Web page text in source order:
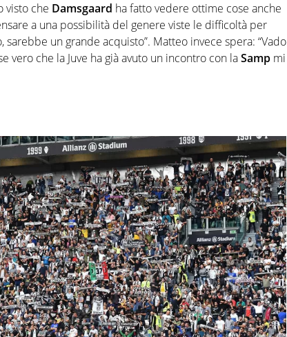
visto che Damsgaard ha fatto vedere ottime cose anche
a una possibilità del genere viste le difficoltà per
un grande acquisto”. Matteo invece spera: “Vado
vero che la Juve ha già avuto un incontro con laSamp mi